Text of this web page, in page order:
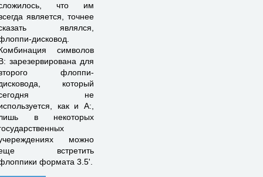
что им
является, точнее
являлся,
дисковод.
символов
зарезервирована для
флоппи-
который
не
как и А:,
в некоторых
можно
встретить
формата 3.5'.